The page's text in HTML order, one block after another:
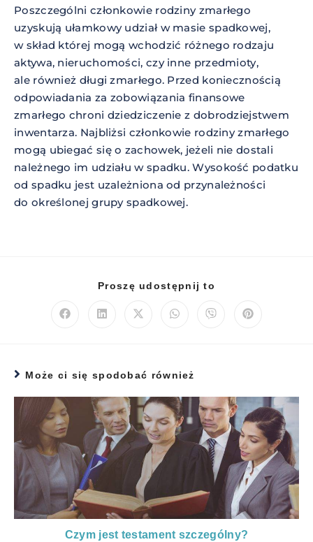
Poszczególni członkowie rodziny zmarłego
uzyskują ułamkowy udział w masie spadkowej,
w skład której mogą wchodzić różnego rodzaju
aktywa, nieruchomości, czy inne przedmioty,
ale również długi zmarłego. Przed koniecznością
odpowiadania za zobowiązania finansowe
zmarłego chroni dziedziczenie z dobrodziejstwem
inwentarza. Najbliżsi członkowie rodziny zmarłego
mogą ubiegać się o zachowek, jeżeli nie dostali
należnego im udziału w spadku. Wysokość podatku
od spadku jest uzależniona od przynależności
do określonej grupy spadkowej.
Proszę udostępnij to
Może ci się spodobać również
Czym jest testament szczególny?